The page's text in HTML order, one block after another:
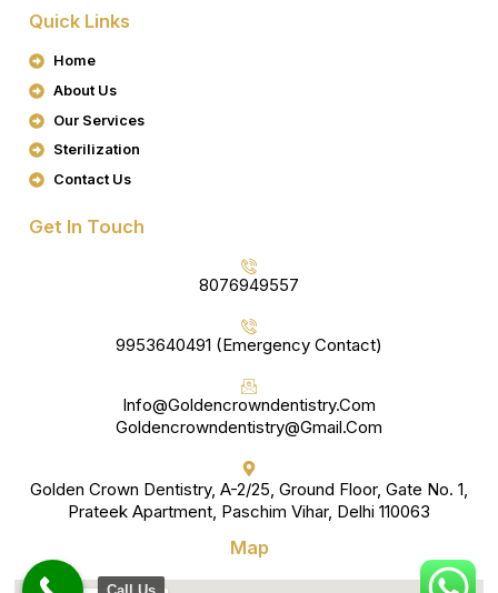
Quick Links
Home
About Us
Our Services
Sterilization
Contact Us
Get In Touch
8076949557
9953640491 (Emergency Contact)
Info@goldencrowndentistry.com
Goldencrowndentistry@gmail.com
Golden Crown Dentistry, A-2/25, Ground Floor, Gate No. 1,
Prateek Apartment, Paschim Vihar, Delhi 110063
Map